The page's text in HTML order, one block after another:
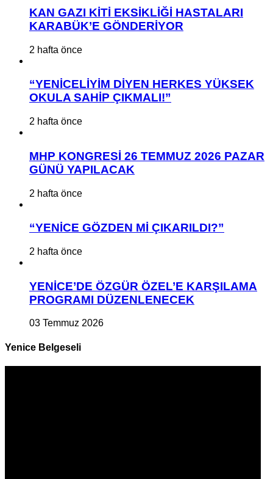
KAN GAZI KİTİ EKSİKLİĞİ HASTALARI
KARABÜK’E GÖNDERİYOR
2 hafta önce
“YENİCELİYİM DİYEN HERKES YÜKSEK
OKULA SAHİP ÇIKMALI!”
2 hafta önce
MHP KONGRESİ 26 TEMMUZ 2026 PAZAR
GÜNÜ YAPILACAK
2 hafta önce
“YENİCE GÖZDEN Mİ ÇIKARILDI?”
2 hafta önce
YENİCE’DE ÖZGÜR ÖZEL’E KARŞILAMA
PROGRAMI DÜZENLENECEK
03 Temmuz 2026
Yenice Belgeseli